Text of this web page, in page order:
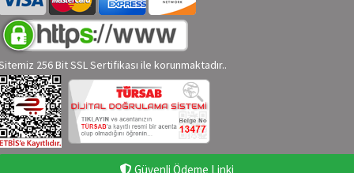
256 Bit SSL Sertifikası ile korunmaktadır..
Güvenli Ödeme Linki